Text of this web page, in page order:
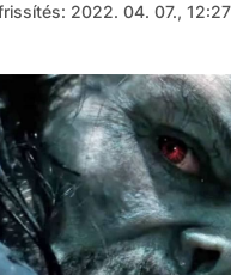
2022. 04. 07., 12:27